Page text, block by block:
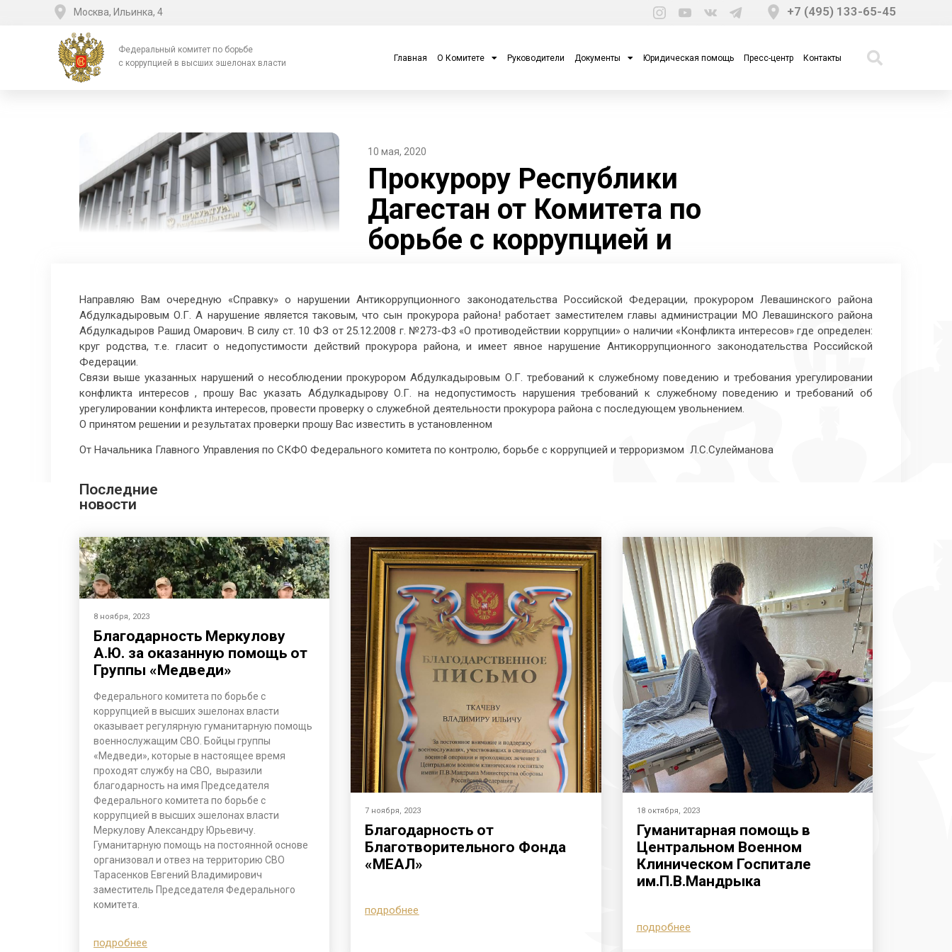
Москва, Ильинка, 4 +7 (495) 133-65-45
Федеральный комитет по борьбе
с коррупцией в высших эшелонах власти
Главная О Комитете Руководители Документы Юридическая помощь Пресс-центр Контакты
10 мая, 2020
Прокурору Республики
Дагестан от Комитета по
борьбе с коррупцией и
Направляю Вам очередную «Справку» о нарушении Антикоррупционного законодательства Российской Федерации, прокурором Левашинского района
Абдулкадыровым О.Г. А нарушение является таковым, что сын прокурора района! работает заместителем главы администрации МО Левашинского района
Абдулкадыров Рашид Омарович. В силу ст. 10 ФЗ от 25.12.2008 г. №273-Ф3 «О противодействии коррупции» о наличии «Конфликта интересов» где определен:
круг родства, т.е. гласит о недопустимости действий прокурора района, и имеет явное нарушение Антикоррупционного законодательства Российской
Федерации.
Связи выше указанных нарушений о несоблюдении прокурором Абдулкадыровым О.Г. требований к служебному поведению и требования урегулировании
конфликта интересов , прошу Вас указать Абдулкадырову О.Г. на недопустимость нарушения требований к служебному поведению и требований об
урегулировании конфликта интересов, провести проверку о служебной деятельности прокурора района с последующем увольнением.
О принятом решении и результатах проверки прошу Вас известить в установленном
От Начальника Главного Управления по СКФО Федерального комитета по контролю, борьбе с коррупцией и терроризмом Л.С.Сулейманова
Последние
новости
8 ноября, 2023
Благодарность Меркулову
А.Ю. за оказанную помощь от
Группы «Медведи»
Федерального комитета по борьбе с
коррупцией в высших эшелонах власти
оказывает регулярную гуманитарную помощь
военнослужащим СВО. Бойцы группы
«Медведи», которые в настоящее время
проходят службу на СВО, выразили
благодарность на имя Председателя
Федерального комитета по борьбе с
коррупцией в высших эшелонах власти
Меркулову Александру Юрьевичу.
Гуманитарную помощь на постоянной основе
организовал и отвез на территорию СВО
Тарасенков Евгений Владимирович
заместитель Председателя Федерального
комитета.
подробнее
7 ноября, 2023
Благодарность от
Благотворительного Фонда
«МЕАЛ»
подробнее
18 октября, 2023
Гуманитарная помощь в
Центральном Военном
Клиническом Госпитале
им.П.В.Мандрыка
подробнее